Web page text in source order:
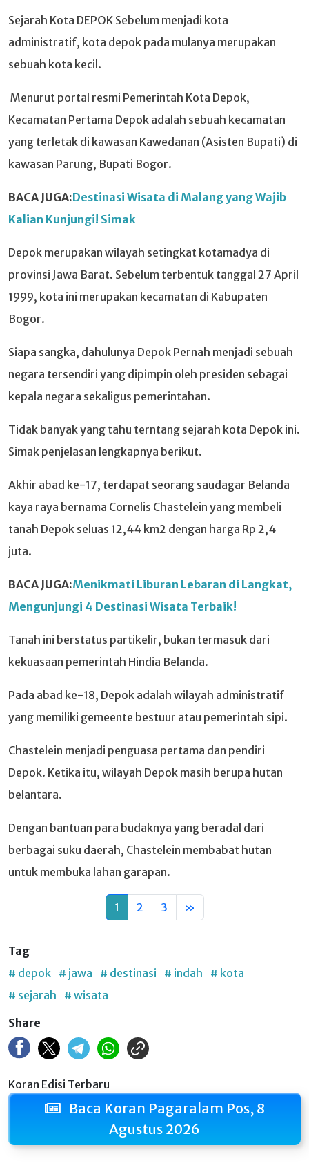
Sejarah Kota DEPOK Sebelum menjadi kota
administratif, kota depok pada mulanya merupakan
sebuah kota kecil.
Menurut portal resmi Pemerintah Kota Depok,
Kecamatan Pertama Depok adalah sebuah kecamatan
yang terletak di kawasan Kawedanan (Asisten Bupati) di
kawasan Parung, Bupati Bogor.
BACA JUGA:Destinasi Wisata di Malang yang Wajib
Kalian Kunjungi! Simak
Depok merupakan wilayah setingkat kotamadya di
provinsi Jawa Barat. Sebelum terbentuk tanggal 27 April
1999, kota ini merupakan kecamatan di Kabupaten
Bogor.
Siapa sangka, dahulunya Depok Pernah menjadi sebuah
negara tersendiri yang dipimpin oleh presiden sebagai
kepala negara sekaligus pemerintahan.
Tidak banyak yang tahu terntang sejarah kota Depok ini.
Simak penjelasan lengkapnya berikut.
Akhir abad ke-17, terdapat seorang saudagar Belanda
kaya raya bernama Cornelis Chastelein yang membeli
tanah Depok seluas 12,44 km2 dengan harga Rp 2,4
juta.
BACA JUGA:Menikmati Liburan Lebaran di Langkat,
Mengunjungi 4 Destinasi Wisata Terbaik!
Tanah ini berstatus partikelir, bukan termasuk dari
kekuasaan pemerintah Hindia Belanda.
Pada abad ke-18, Depok adalah wilayah administratif
yang memiliki gemeente bestuur atau pemerintah sipi.
Chastelein menjadi penguasa pertama dan pendiri
Depok. Ketika itu, wilayah Depok masih berupa hutan
belantara.
Dengan bantuan para budaknya yang beradal dari
berbagai suku daerah, Chastelein membabat hutan
untuk membuka lahan garapan.
1 2 3 »
Tag
# depok # jawa # destinasi # indah
# kota
# sejarah
# wisata
Share
Koran Edisi Terbaru
Baca Koran Pagaralam Pos, 8
Agustus 2026